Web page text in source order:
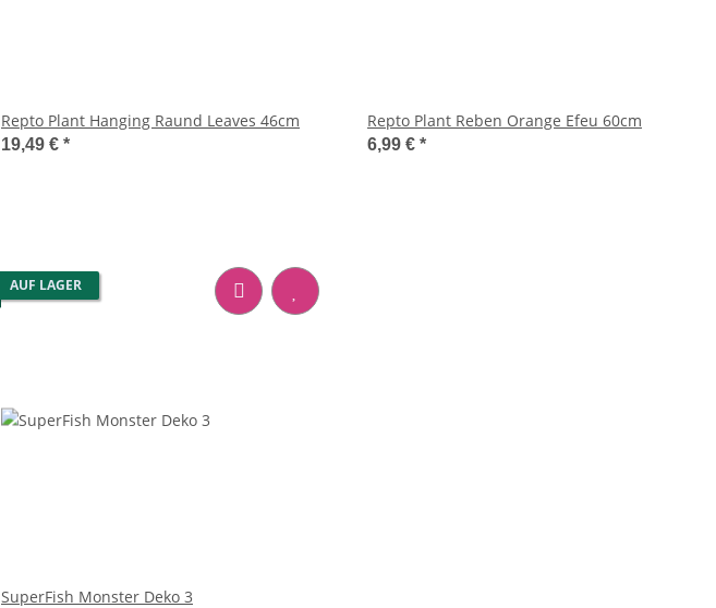
Repto Plant Hanging Raund Leaves 46cm
19,49 € *
Repto Plant Reben Orange Efeu 60cm
6,99 € *
AUF LAGER
SuperFish Monster Deko 3